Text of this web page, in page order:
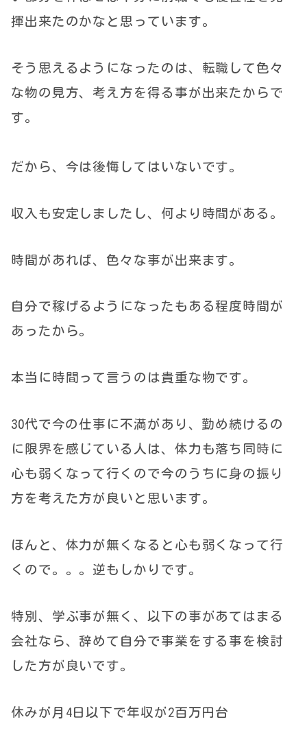
揮出来たのかなと思っています。
そう思えるようになったのは、転職して色々
な物の見方、考え方を得る事が出来たからで
す。
だから、今は後悔してはいないです。
収入も安定しましたし、何より時間がある。
時間があれば、色々な事が出来ます。
自分で稼げるようになったもある程度時間が
あったから。
本当に時間って言うのは貴重な物です。
30代で今の仕事に不満があり、勤め続けるの
に限界を感じている人は、体力も落ち同時に
心も弱くなって行くので今のうちに身の振り
方を考えた方が良いと思います。
ほんと、体力が無くなると心も弱くなって行
くので。。。逆もしかりです。
特別、学ぶ事が無く、以下の事があてはまる
会社なら、辞めて自分で事業をする事を検討
した方が良いです。
休みが月4日以下で年収が2百万円台